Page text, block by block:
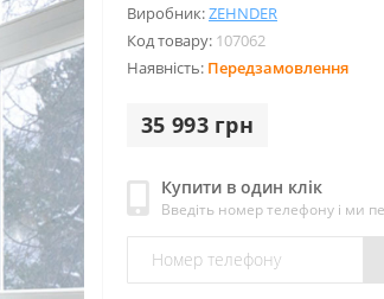
Виробник:ZEHNDER
Код товару: 107062
Наявність: Передзамовлення
35 993 грн
Купити в один клік
Введіть номер телефону і ми